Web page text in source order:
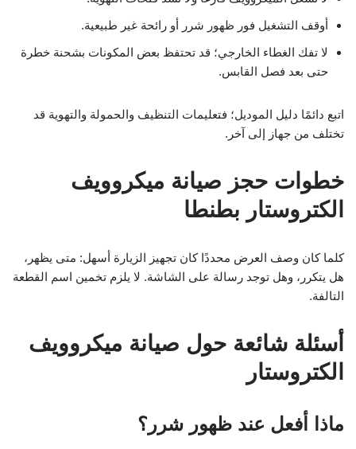
أوقف التشغيل فور ظهور شرر أو رائحة غير طبيعية.
لا تفك الغطاء الخارجي؛ قد تحتفظ بعض المكونات بشحنة خطرة
حتى بعد فصل القابس.
اتبع دائمًا دليل الموديل؛ فتعليمات التنظيف والحمولة والتهوية قد
تختلف من جهاز إلى آخر.
خطوات حجز صيانة ميكروويف
الكتروستار بطنطا
كلما كان وصف العرض محددًا كان تجهيز الزيارة أسهل: متى يظهر،
هل يتكرر، وهل توجد رسالة على الشاشة. لا يلزم تخمين اسم القطعة
التالفة.
أسئلة شائعة حول صيانة ميكروويف
الكتروستار
ماذا أفعل عند ظهور شرر؟